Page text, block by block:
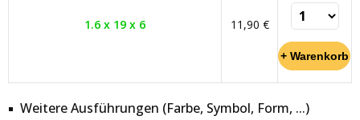
1.6 x 19 x 6 11,90 €
Weitere Ausführungen (Farbe, Symbol, Form, ...)